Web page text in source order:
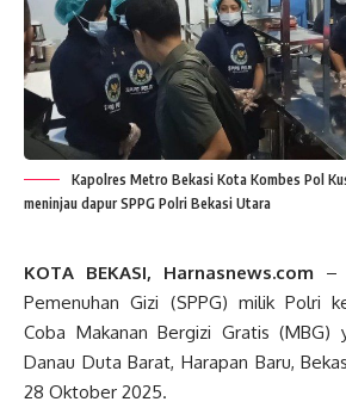
Kapolres Metro Bekasi Kota Kombes Pol
meninjau dapur SPPG Polri Bekasi Utara
KOTA BEKASI, Harnasnews.com –
Pemenuhan Gizi (SPPG) milik Polri
Coba Makanan Bergizi Gratis (MBG)
Danau Duta Barat, Harapan Baru,
28 Oktober 2025.